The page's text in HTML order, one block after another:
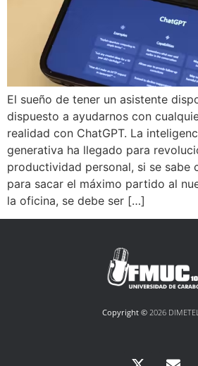
El sueño de tener un asistente
dispuesto a ayudarnos con
realidad con ChatGPT. La
generativa ha llegado para
productividad personal, si se sabe
para sacar el máximo partido al
la oficina, se debe ser […]
Copyright © 2026